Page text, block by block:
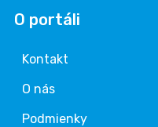
O portáli
Kontakt
O nás
Podmienky